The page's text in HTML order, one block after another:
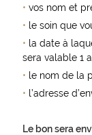
• vos nom et
• le soin que
• la date à
sera valable 1
• le nom de la
• l’adresse
Le bon sera